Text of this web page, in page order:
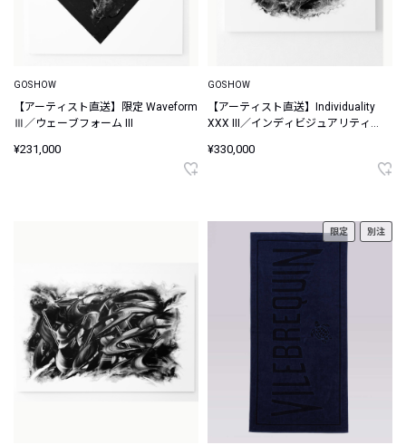
GOSHOW
【アーティスト直送】限定 Waveform
Ⅲ／ウェーブフォーム III
¥231,000
GOSHOW
【アーティスト直送】Individuality
XXX III／インディビジュアリティ
¥330,000
限定 別注